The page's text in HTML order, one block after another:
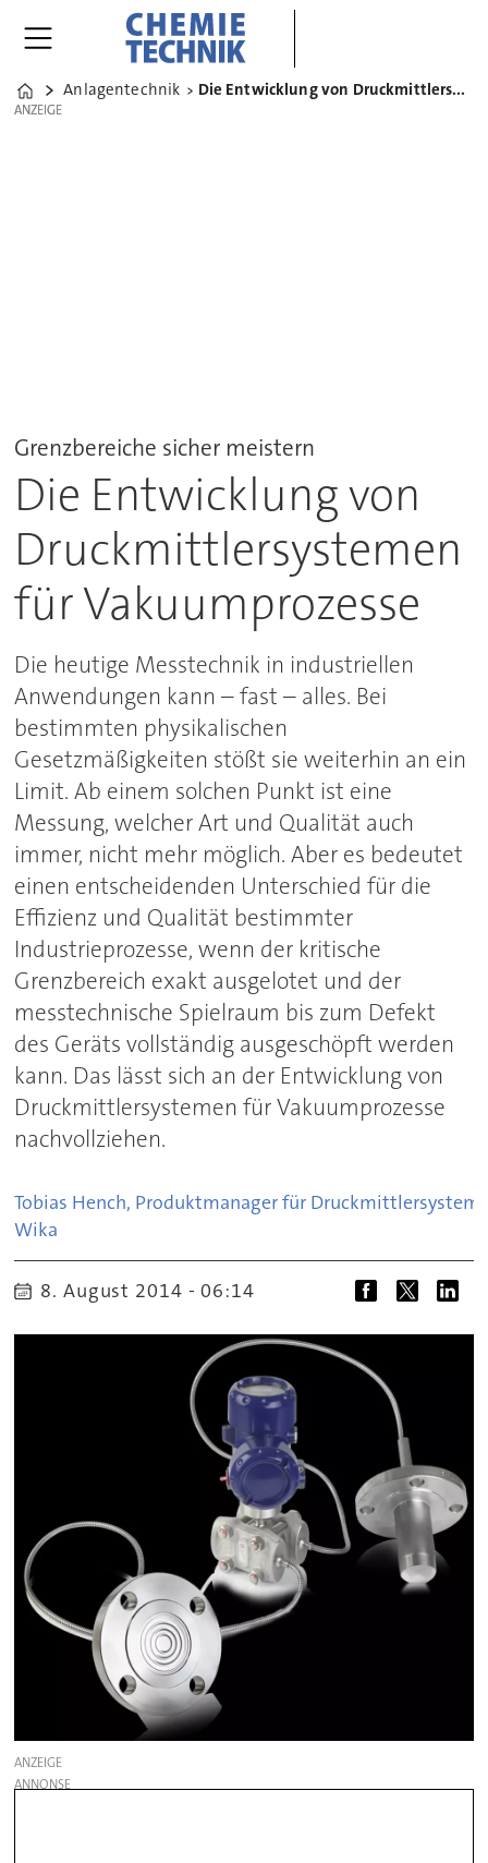
Home
Anlagentechnik Die Entwicklung von Druckmittlersystemen für Vakuumprozesse
ANZEIGE
ANZEIGE
Grenzbereiche sicher meistern
Die Entwicklung von
Druckmittlersystemen
für Vakuumprozesse
Die heutige Messtechnik in industriellen
Anwendungen kann – fast – alles. Bei
bestimmten physikalischen
Gesetzmäßigkeiten stößt sie weiterhin an ein
Limit. Ab einem solchen Punkt ist eine
Messung, welcher Art und Qualität auch
immer, nicht mehr möglich. Aber es bedeutet
einen entscheidenden Unterschied für die
Effizienz und Qualität bestimmter
Industrieprozesse, wenn der kritische
Grenzbereich exakt ausgelotet und der
messtechnische Spielraum bis zum Defekt
des Geräts vollständig ausgeschöpft werden
kann. Das lässt sich an der Entwicklung von
Druckmittlersystemen für Vakuumprozesse
nachvollziehen.
Tobias Hench, Produktmanager für
Wika
8. August 2014 - 06:14
ANZEIGE